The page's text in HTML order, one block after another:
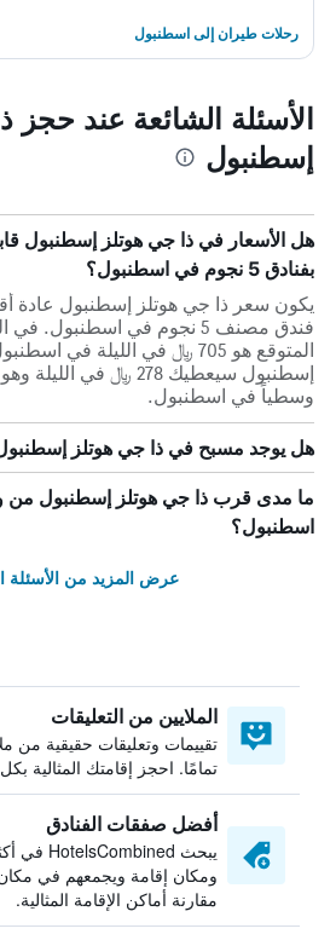
رحلات طيران إلى اسطنبول
الأسئلة الشائعة عند حجز
إسطنبول
هل الأسعار في ذا جي هوتلز إسطنبول
بفنادق 5 نجوم في اسطنبول؟
يكون سعر ذا جي هوتلز إسطنبول
فندق مصنف 5 نجوم في اسطنبول.
المتوقع هو 705 ﷼ في الليلة في
وسطياً في اسطنبول.
هل يوجد مسبح في ذا جي هوتلز
ما مدى قرب ذا جي هوتلز إسطنبول من
اسطنبول؟
عرض المزيد من الأسئلة
الملايين من التعليقات
تقييمات وتعليقات حقيقية من
تمامًا. احجز إقامتك المثالية
أفضل صفقات الفنادق
ومكان إقامة ويجمعهم في
مقارنة أماكن الإقامة المثالية.